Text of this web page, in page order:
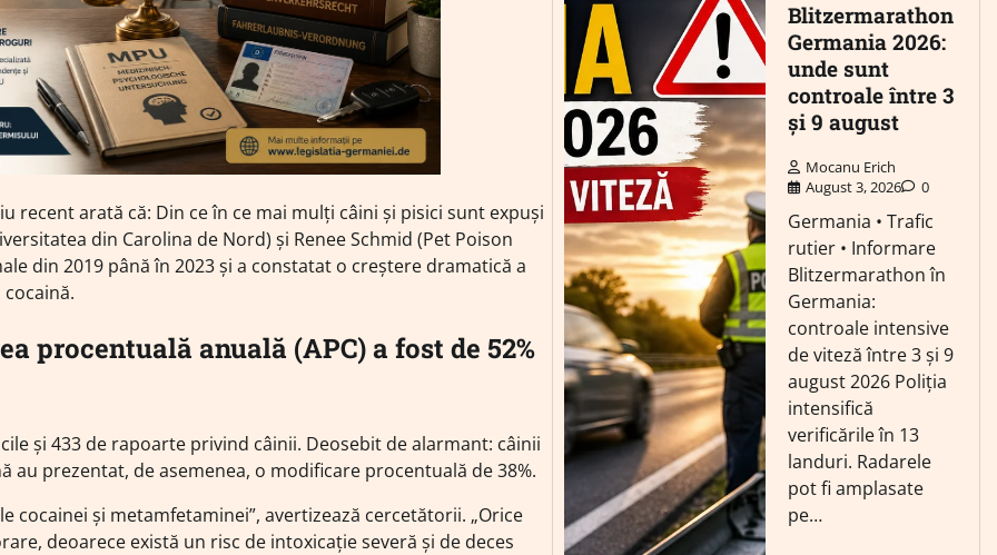
recent arată că: Din ce în ce mai mulți câini și pisici sunt expuși
din Carolina de Nord) și Renee Schmid (Pet Poison
din 2019 până în 2023 și a constatat o creștere dramatică a
procentuală anuală (APC) a fost de 52%
și 433 de rapoarte privind câinii. Deosebit de alarmant: câinii
au prezentat, de asemenea, o modificare procentuală de 38%.
cocainei și metamfetaminei”, avertizează cercetătorii. „Orice
deoarece există un risc de intoxicație severă și de deces
Blitzermarathon
Germania 2026:
unde sunt
controale între 3
și 9 august
Mocanu Erich
August 3, 2026
0
Germania • Trafic
rutier • Informare
Blitzermarathon în
Germania:
controale intensive
de viteză între 3 și 9
august 2026 Poliția
intensifică
verificările în 13
landuri. Radarele
pot fi amplasate
pe…